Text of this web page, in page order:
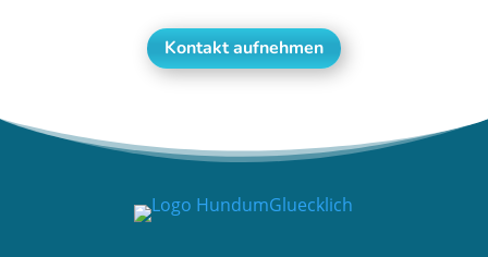
Kontakt aufnehmen